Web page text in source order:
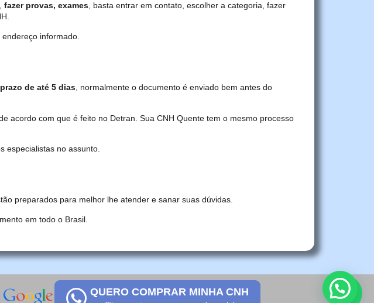
fazer provas, exames, basta entrar em contato, escolher a categoria, fazer
informado.
prazo de até 5 dias, normalmente o documento é enviado bem antes do
acordo com que é feito no Detran. Sua CNH Quente tem o mesmo processo
especialistas no assunto.
preparados para melhor lhe atender e sanar suas dúvidas.
em todo o Brasil.
QUERO COMPRAR MINHA CNH